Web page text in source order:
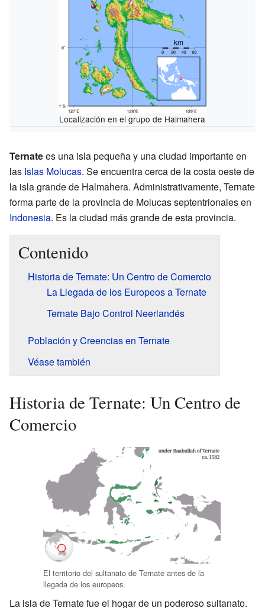
Localización en el grupo de Halmahera
Ternatees una isla pequeña y una ciudad importante en
las Islas Molucas. Se encuentra cerca de la costa oeste de
la isla grande de Halmahera. Administrativamente, Ternate
forma parte de la provincia de Molucas septentrionales en
Indonesia. Es la ciudad más grande de esta provincia.
Contenido
Historia de Ternate: Un Centro de Comercio
La Llegada de los Europeos a Ternate
Ternate Bajo Control Neerlandés
Población y Creencias en Ternate
Véase también
Historia de Ternate: Un Centro de
Comercio
El territorio del sultanato de Ternate antes de la
llegada de los europeos.
La isla de Ternate fue el hogar de un poderoso sultanato.